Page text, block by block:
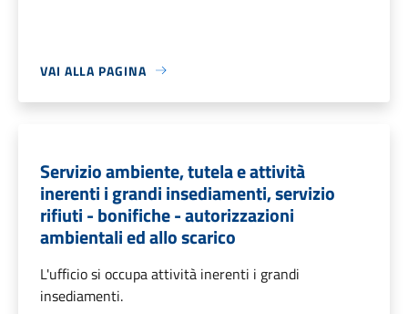
VAI ALLA PAGINA
Servizio ambiente, tutela e attività
inerenti i grandi insediamenti, servizio
rifiuti - bonifiche - autorizzazioni
ambientali ed allo scarico
L'ufficio si occupa attività inerenti i grandi
insediamenti.